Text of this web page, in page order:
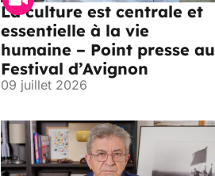
La culture est centrale et
essentielle à la vie
humaine – Point presse au
Festival d’Avignon
09 juillet 2026